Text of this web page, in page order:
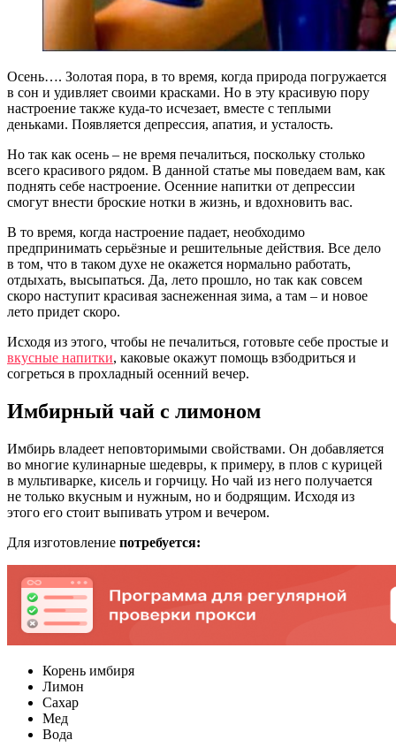
Осень…. Золотая пора, в то время, когда природа погружается
в сон и удивляет своими красками. Но в эту красивую пору
настроение также куда-то исчезает, вместе с теплыми
деньками. Появляется депрессия, апатия, и усталость.
Но так как осень – не время печалиться, поскольку столько
всего красивого рядом. В данной статье мы поведаем вам, как
поднять себе настроение. Осенние напитки от депрессии
смогут внести броские нотки в жизнь, и вдохновить вас.
В то время, когда настроение падает, необходимо
предпринимать серьёзные и решительные действия. Все дело
в том, что в таком духе не окажется нормально работать,
отдыхать, высыпаться. Да, лето прошло, но так как совсем
скоро наступит красивая заснеженная зима, а там – и новое
лето придет скоро.
Исходя из этого, чтобы не печалиться, готовьте себе простые и
вкусные напитки, каковые окажут помощь взбодриться и
согреться в прохладный осенний вечер.
Имбирный чай с лимоном
Имбирь владеет неповторимыми свойствами. Он добавляется
во многие кулинарные шедевры, к примеру, в плов с курицей
в мультиварке, кисель и горчицу. Но чай из него получается
не только вкусным и нужным, но и бодрящим. Исходя из
этого его стоит выпивать утром и вечером.
Для изготовление потребуется:
Корень имбиря
Лимон
Сахар
Мед
Вода